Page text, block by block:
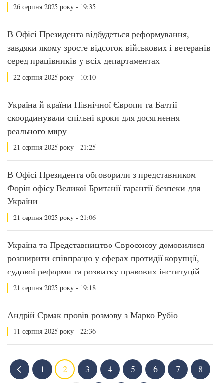
26 серпня 2025 року - 19:35
В Офісі Президента відбудеться реформування,
завдяки якому зросте відсоток військових і ветеранів
серед працівників у всіх департаментах
22 серпня 2025 року - 10:10
Україна й країни Північної Європи та Балтії
скоординували спільні кроки для досягнення
реального миру
21 серпня 2025 року - 21:25
В Офісі Президента обговорили з представником
Форін офісу Великої Британії гарантії безпеки для
України
21 серпня 2025 року - 21:06
Україна та Представництво Євросоюзу домовилися
розширити співпрацю у сферах протидії корупції,
судової реформи та розвитку правових інституцій
21 серпня 2025 року - 19:18
Андрій Єрмак провів розмову з Марко Рубіо
11 серпня 2025 року - 22:36
1 2 3 4 5 6 7
8